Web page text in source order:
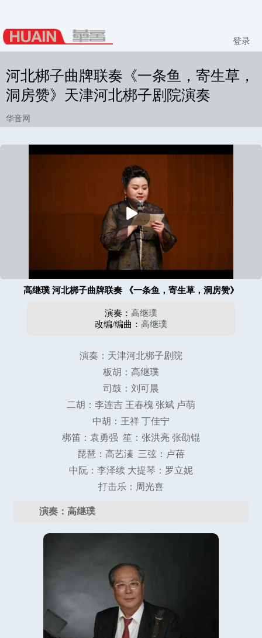
登录
河北梆子曲牌联奏《一条鱼，寄生草，
洞房赞》天津河北梆子剧院演奏
华音网
播
放
高继璞 河北梆子曲牌联奏 《一条鱼，寄生草，洞房赞》
演奏： 高继璞
改编/编曲： 高继璞
演奏：天津河北梆子剧院
板胡：高继璞
司鼓：刘可晨
二胡：李连吉 王春槐 张斌 卢萌
中胡：王祥 丁佳宁
梆笛：袁勇强 笙：张洪亮 张劭锟
琵琶：高艺溱 三弦：卢蓓
中阮：李泽续 大提琴：罗立妮
打击乐：周光喜
演奏：高继璞